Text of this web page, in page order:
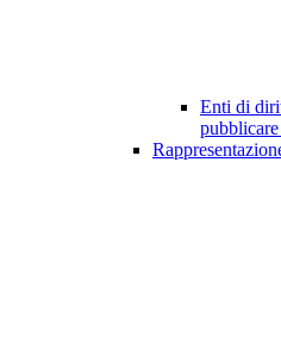
Enti di